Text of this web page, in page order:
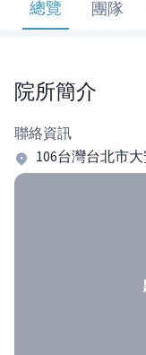
總覽 團隊
院所簡介
聯絡資訊
106台灣台北市